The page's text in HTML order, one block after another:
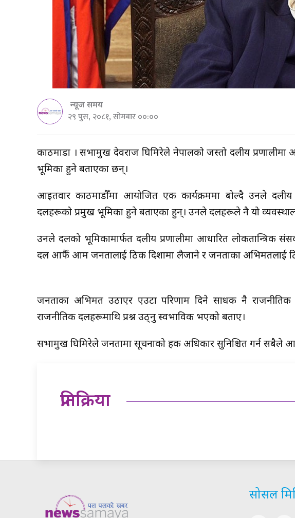
न्यूज समय
२९ पुस, २०८१, सोमबार ००:००
काठमाडौं । सभामुख देवराज घिमिरेले नेपालको जस्तो दलीय प्रणालीमा
भूमिका हुने बताएका छन्।
आइतवार काठमाडौँमा आयोजित एक कार्यक्रममा बोल्दै उनले दलीय
दलहरूको प्रमुख भूमिका हुने बताएका हुन्। उनले दलहरूले नै यो
उनले दलको भूमिकामार्फत दलीय प्रणालीमा आधारित लोकतान्त्रिक
दल आफैँ आम जनतालाई ठिक दिशामा लैजाने र जनताका अभिमतलाई
जनताका अभिमत उठाएर एउटा परिणाम दिने साधक नै राजनीतिक
राजनीतिक दलहरूमाथि प्रश्न उठ्नु स्वभाविक भएको बताए।
सभामुख घिमिरेले जनतामा सूचनाको हक अधिकार सुनिश्चित गर्न सबैले
प्रतिक्रिया
सोसल